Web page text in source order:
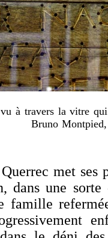
à travers la vitre
Bruno
met ses
dans une
famille